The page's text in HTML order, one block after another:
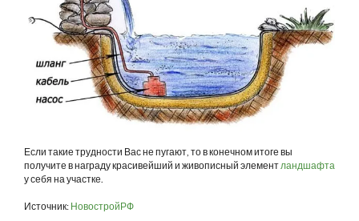
Если такие трудности Вас не пугают, то в конечном итоге вы
получите в награду красивейший и живописный элемент ландшафта
у себя на участке.
Источник: НовостройРФ